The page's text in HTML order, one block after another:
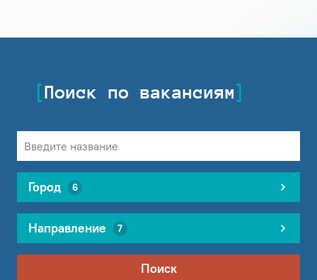
Поиск по вакансиям
Город 6
Направление 7
Поиск